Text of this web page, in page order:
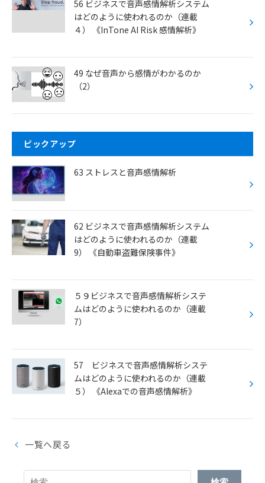
56 ビジネスで音声感情解析システム
はどのように使われるのか（連載
４） 《InTone AI Risk 感情解析》
49 なぜ音声から感情がわかるのか
（2）
ピックアップ
63 ストレスと音声感情解析
62 ビジネスで音声感情解析システム
はどのように使われるのか（連載
9） 《自動車盗難保険事件》
５９ビジネスで音声感情解析システ
ムはどのように使われるのか（連載
7）
57 ビジネスで音声感情解析システ
ムはどのように使われるのか（連載
５） 《Alexaでの音声感情解析》
一覧へ戻る
検